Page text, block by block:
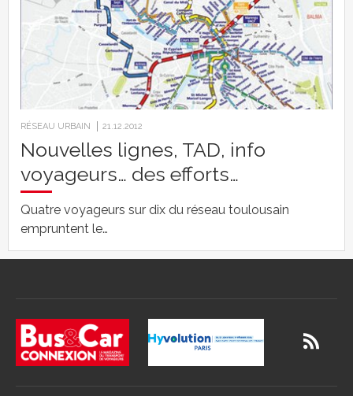
RÉSEAU URBAIN 21.12.2012
Nouvelles lignes, TAD, info
voyageurs… des efforts…
Quatre voyageurs sur dix du réseau toulousain
empruntent le…